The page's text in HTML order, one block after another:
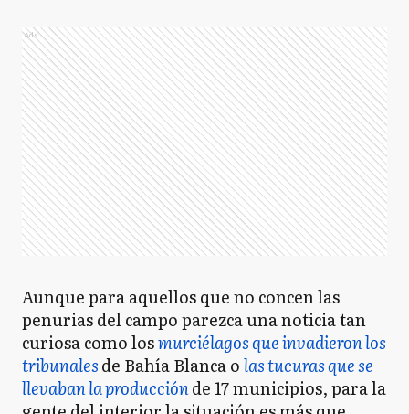
Ads
Aunque para aquellos que no concen las
penurias del campo parezca una noticia tan
curiosa como losmurciélagos que invadieron los
tribunalesde Bahía Blanca olas tucuras que se
llevaban la producciónde 17 municipios, para la